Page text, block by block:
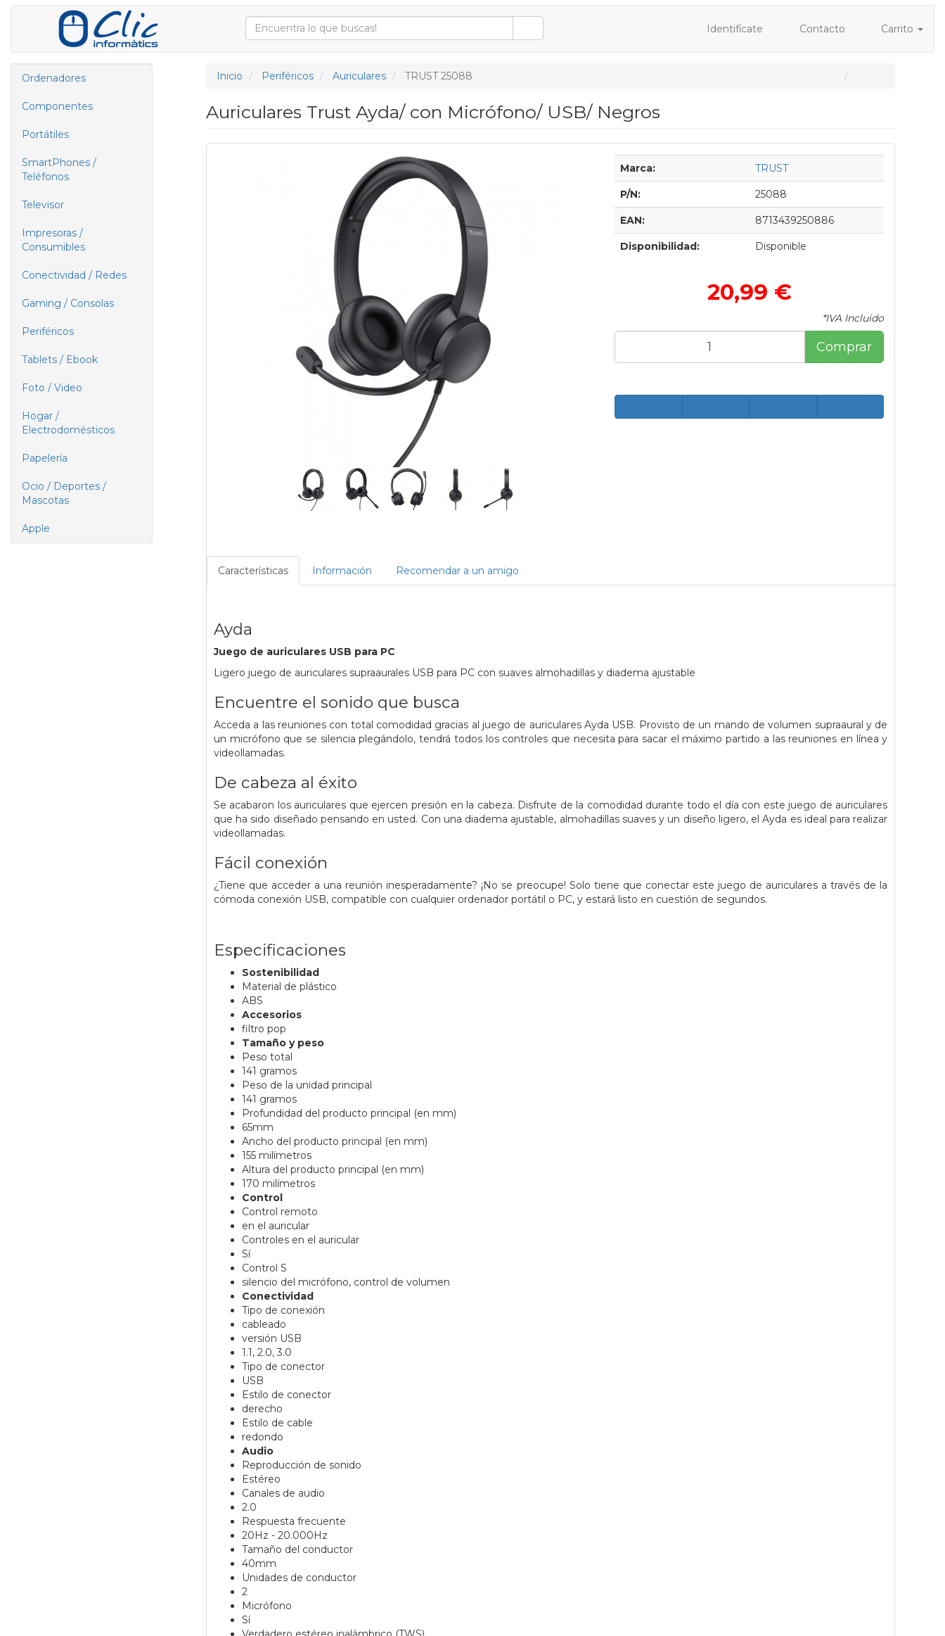
Identifícate Contacto Carrito
Ordenadores
Componentes
Portátiles
SmartPhones /
Teléfonos
Televisor
Impresoras /
Consumibles
Conectividad / Redes
Gaming / Consolas
Periféricos
Tablets / Ebook
Foto / Video
Hogar /
Electrodomésticos
Papelería
Ocio / Deportes /
Mascotas
Apple
Inicio Periféricos Auriculares TRUST 25088
Auriculares Trust Ayda/ con Micrófono/ USB/ Negros
Marca: TRUST
P/N: 25088
EAN: 8713439250886
Disponibilidad: Disponible
20,99 €
*IVA Incluido
Comprar
Características Información Recomendar a un amigo
Ayda
Juego de auriculares USB para PC
Ligero juego de auriculares supraaurales USB para PC con suaves almohadillas y diadema ajustable
Encuentre el sonido que busca
Acceda a las reuniones con total comodidad gracias al juego de auriculares Ayda USB. Provisto de un mando de volumen supraaural y de
un micrófono que se silencia plegándolo, tendrá todos los controles que necesita para sacar el máximo partido a las reuniones en línea y
videollamadas.
De cabeza al éxito
Se acabaron los auriculares que ejercen presión en la cabeza. Disfrute de la comodidad durante todo el día con este juego de auriculares
que ha sido diseñado pensando en usted. Con una diadema ajustable, almohadillas suaves y un diseño ligero, el Ayda es ideal para realizar
videollamadas.
Fácil conexión
¿Tiene que acceder a una reunión inesperadamente? ¡No se preocupe! Solo tiene que conectar este juego de auriculares a través de la
cómoda conexión USB, compatible con cualquier ordenador portátil o PC, y estará listo en cuestión de segundos.
Especificaciones
Sostenibilidad
Material de plástico
ABS
Accesorios
filtro pop
Tamaño y peso
Peso total
141 gramos
Peso de la unidad principal
141 gramos
Profundidad del producto principal (en mm)
65mm
Ancho del producto principal (en mm)
155 milímetros
Altura del producto principal (en mm)
170 milímetros
Control
Control remoto
en el auricular
Controles en el auricular
Sí
Control S
silencio del micrófono, control de volumen
Conectividad
Tipo de conexión
cableado
versión USB
1.1, 2.0, 3.0
Tipo de conector
USB
Estilo de conector
derecho
Estilo de cable
redondo
Audio
Reproducción de sonido
Estéreo
Canales de audio
2.0
Respuesta frecuente
20Hz - 20.000Hz
Tamaño del conductor
40mm
Unidades de conductor
2
Micrófono
Sí